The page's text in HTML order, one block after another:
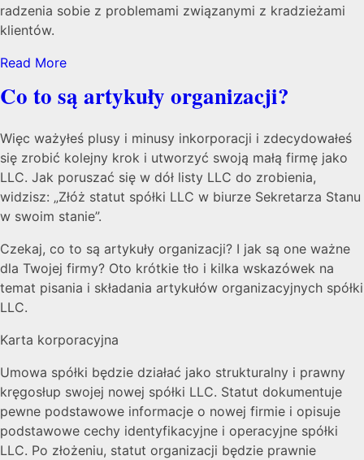
radzenia sobie z problemami związanymi z kradzieżami
klientów.
Read More
Co to są artykuły organizacji?
Więc ważyłeś plusy i minusy inkorporacji i zdecydowałeś
się zrobić kolejny krok i utworzyć swoją małą firmę jako
LLC. Jak poruszać się w dół listy LLC do zrobienia,
widzisz: „Złóż statut spółki LLC w biurze Sekretarza Stanu
w swoim stanie”.
Czekaj, co to są artykuły organizacji? I jak są one ważne
dla Twojej firmy? Oto krótkie tło i kilka wskazówek na
temat pisania i składania artykułów organizacyjnych spółki
LLC.
Karta korporacyjna
Umowa spółki będzie działać jako strukturalny i prawny
kręgosłup swojej nowej spółki LLC. Statut dokumentuje
pewne podstawowe informacje o nowej firmie i opisuje
podstawowe cechy identyfikacyjne i operacyjne spółki
LLC. Po złożeniu, statut organizacji będzie prawnie